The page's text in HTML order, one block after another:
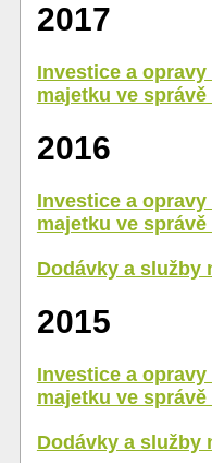
2017
Investice a
majetku ve správě
2016
Investice a
majetku ve správě
Dodávky a služby
2015
Investice a
majetku ve správě
Dodávky a služby